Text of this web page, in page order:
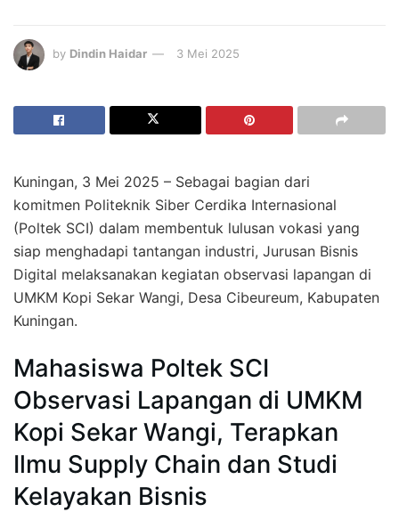
by Dindin Haidar 3 Mei 2025
Kuningan, 3 Mei 2025 – Sebagai bagian dari
komitmen Politeknik Siber Cerdika Internasional
(Poltek SCI) dalam membentuk lulusan vokasi yang
siap menghadapi tantangan industri, Jurusan Bisnis
Digital melaksanakan kegiatan observasi lapangan di
UMKM Kopi Sekar Wangi, Desa Cibeureum, Kabupaten
Kuningan.
Mahasiswa Poltek SCI
Observasi Lapangan di UMKM
Kopi Sekar Wangi, Terapkan
Ilmu Supply Chain dan Studi
Kelayakan Bisnis